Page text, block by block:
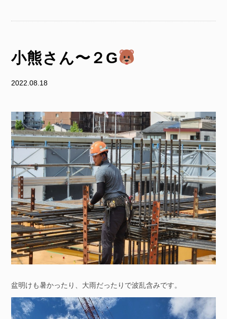
小熊さん〜２G
2022.08.18
盆明けも暑かったり、大雨だったりで波乱含みです。